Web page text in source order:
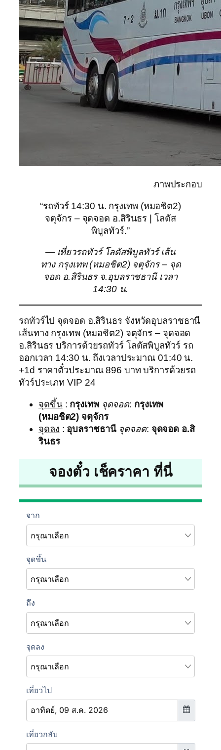
ภาพประกอบ
“รถทัวร์ 14:30 น. กรุงเทพ (หมอชิต2)
จตุจักร – จุดจอด อ.สิรินธร | โลตัส
พิบูลทัวร์.”
— เที่ยวรถทัวร์ โลตัสพิบูลทัวร์ เส้น
ทาง กรุงเทพ (หมอชิต2) จตุจักร – จุด
จอด อ.สิรินธร จ.อุบลราชธานี เวลา
14:30 น.
รถทัวร์ไป จุดจอด อ.สิรินธร จังหวัดอุบลราชธานี
เส้นทาง กรุงเทพ (หมอชิต2) จตุจักร – จุดจอด
อ.สิรินธร บริการด้วยรถทัวร์ โลตัสพิบูลทัวร์ รถ
ออกเวลา 14:30 น. ถึงเวลาประมาณ 01:40 น.
+1d ราคาตั๋วประมาณ 896 บาท บริการด้วยรถ
ทัวร์ประเภท VIP 24
จุดขึ้น: กรุงเทพ จุดจอด: กรุงเทพ
(หมอชิต2) จตุจักร
จุดลง : อุบลราชธานี จุดจอด: จุดจอด อ.สิ
รินธร
จองตั๋ว เช็คราคา ที่นี่